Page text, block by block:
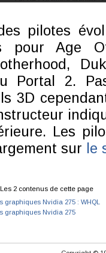
pilotes
pour Age
Portal 2.
3D
Les
sur le
Les 2 contenus de cette page
graphiques Nvidia 275 : WHQL
graphiques Nvidia 275